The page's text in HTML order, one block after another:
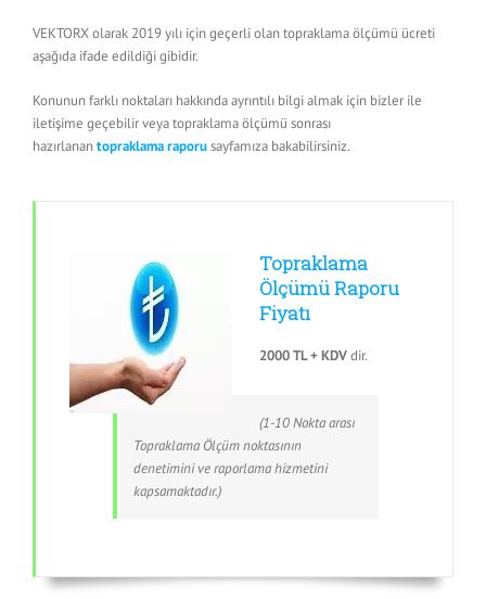
VEKTORX olarak 2019 yılı için geçerli olan topraklama ölçümü ücreti
aşağıda ifade edildiği gibidir.
Konunun farklı noktaları hakkında ayrıntılı bilgi almak için bizler ile
iletişime geçebilir veya topraklama ölçümü sonrası
hazırlanantopraklama raporusayfamıza bakabilirsiniz.
Topraklama
Ölçümü Raporu
Fiyatı
2000 TL + KDVdir.
(1-10 Nokta arası
Topraklama Ölçüm noktasının
denetimini ve raporlama hizmetini
kapsamaktadır.)